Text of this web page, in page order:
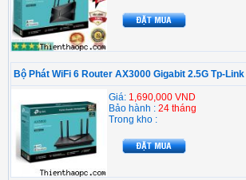
Bộ Phát WiFi 6 Router AX3000 Gigabit 2.5G Tp-
Giá: 1,690,000 VND
Bảo hành : 24 tháng
Trong kho :